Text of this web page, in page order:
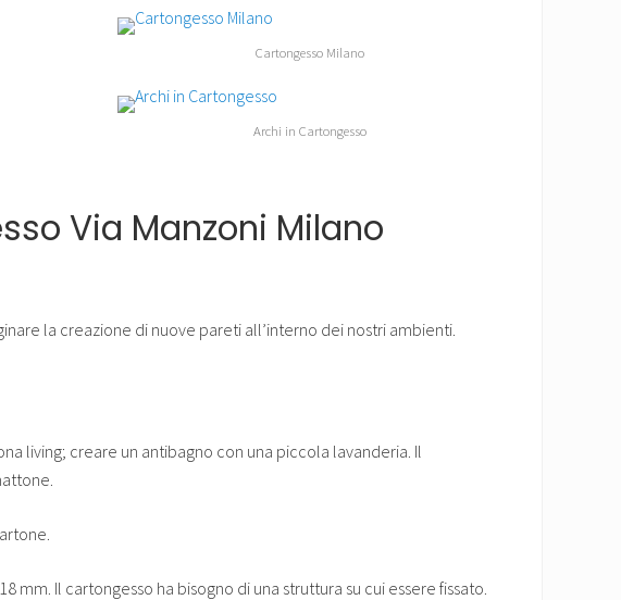
Cartongesso Milano
Archi in Cartongesso
Via Manzoni Milano
la creazione di nuove pareti all’interno dei nostri ambienti.
living; creare un antibagno con una piccola lavanderia. Il
Il cartongesso ha bisogno di una struttura su cui essere fissato.